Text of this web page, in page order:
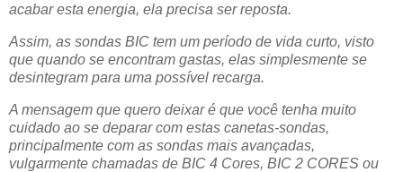
acabar esta energia, ela precisa ser reposta.
Assim, as sondas BIC tem um período de vida curto, visto
que quando se encontram gastas, elas simplesmente se
desintegram para uma possível recarga.
A mensagem que quero deixar é que você tenha muito
cuidado ao se deparar com estas canetas-sondas,
principalmente com as sondas mais avançadas,
vulgarmente chamadas de BIC 4 Cores, BIC 2 CORES ou